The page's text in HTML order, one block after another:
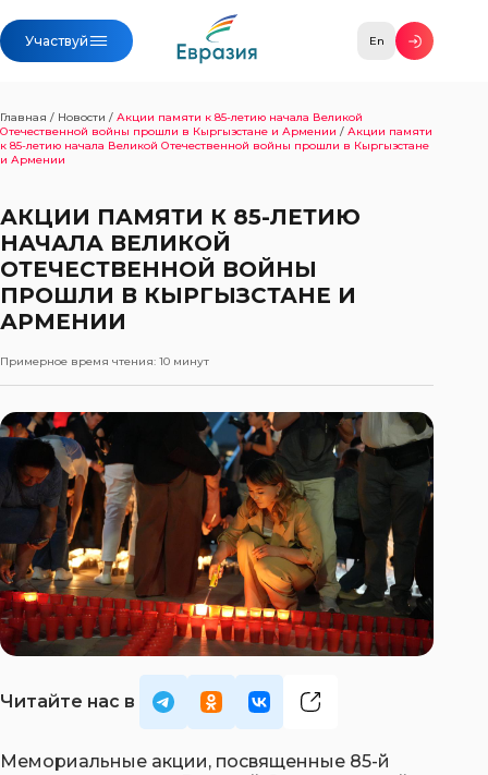
Участвуй En
Главная / Новости / Акции памяти к 85-летию начала Великой
Отечественной войны прошли в Кыргызстане и Армении / Акции памяти
к 85-летию начала Великой Отечественной войны прошли в Кыргызстане
и Армении
АКЦИИ ПАМЯТИ К 85-ЛЕТИЮ
НАЧАЛА ВЕЛИКОЙ
ОТЕЧЕСТВЕННОЙ ВОЙНЫ
ПРОШЛИ В КЫРГЫЗСТАНЕ И
АРМЕНИИ
Примерное время чтения: 10 минут
Мемориальные акции, посвященные 85-й